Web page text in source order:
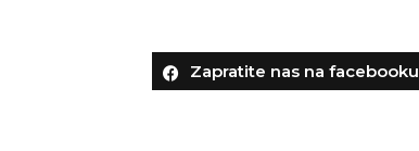
Zapratite nas na facebooku